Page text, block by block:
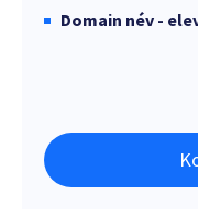
Domain név -